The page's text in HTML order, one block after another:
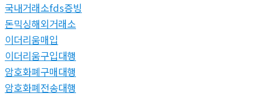
국내거래소fds증빙
돈믹싱해외거래소
이더리움매입
이더리움구입대행
암호화폐구매대행
암호화폐전송대행